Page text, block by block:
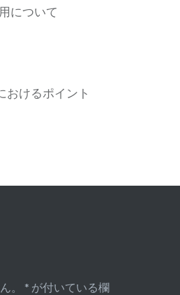
について
おけるポイント
。 * が付いている欄